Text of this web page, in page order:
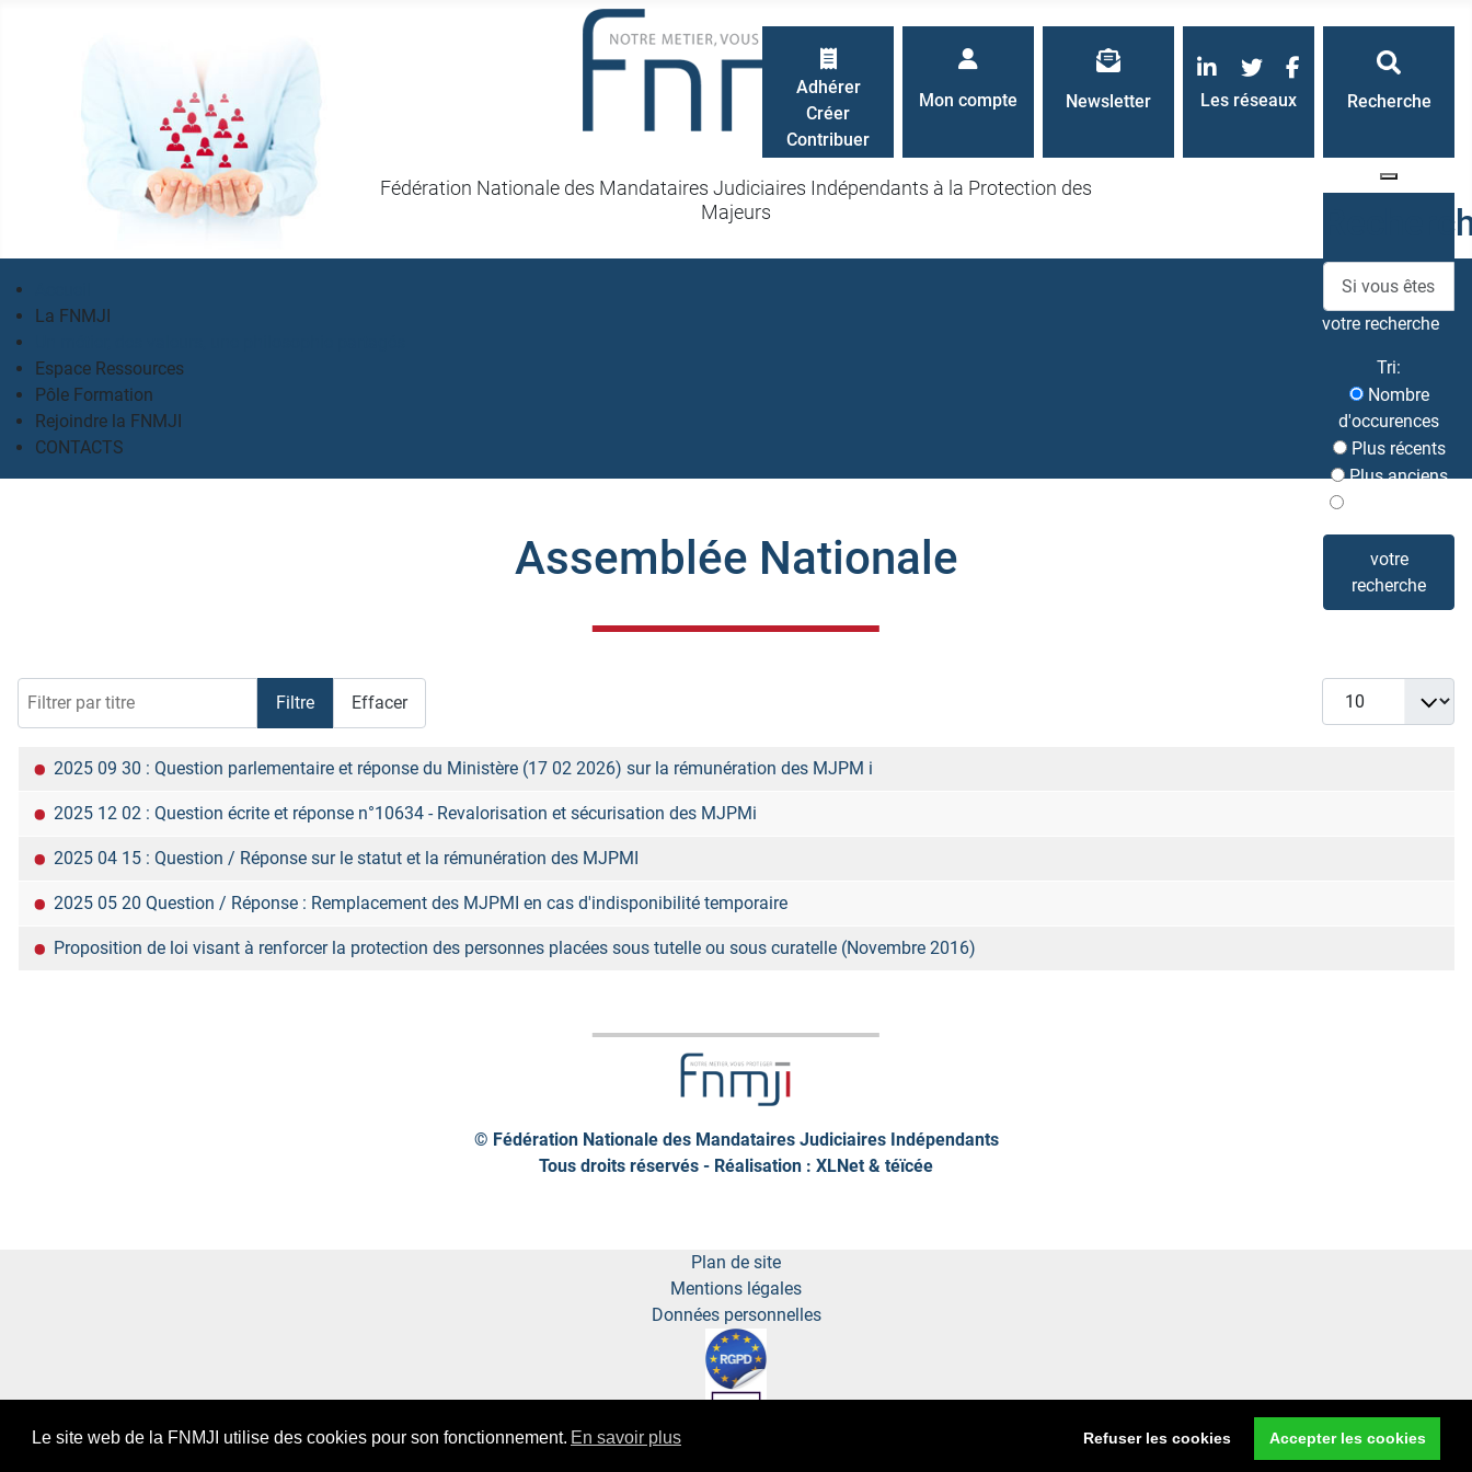
Le site web de la FNMJI utilise des cookies pour son fonctionnement. En savoir plus Refuser les cookies Accepter les cookies
Fédération Nationale des Mandataires Judiciaires Indépendants à la Protection des
Majeurs
La FNMJI
Espace Ressources
Pôle Formation
Rejoindre la FNMJI
CONTACTS
Recherche
votre recherche
Tri:
Nombre
d'occurences
Plus récents
Plus anciens
votre
recherche
Les réseaux
LinkedInTwitterFacebook
Newsletter
Mon compte
Adhérer
Créer
Contribuer
Assemblée Nationale
Filtre Effacer
Afficher #
Titre2025 09 30 : Question parlementaire et réponse du Ministère (17 02 2026) sur la rémunération des MJPM i
2025 12 02 : Question écrite et réponse n°10634 - Revalorisation et sécurisation des MJPMi
2025 04 15 : Question / Réponse sur le statut et la rémunération des MJPMI
2025 05 20 Question / Réponse : Remplacement des MJPMI en cas d'indisponibilité temporaire
Proposition de loi visant à renforcer la protection des personnes placées sous tutelle ou sous curatelle (Novembre 2016)
© Fédération Nationale des Mandataires Judiciaires Indépendants
Tous droits réservés - Réalisation : XLNet & téïcée
Plan de site
Mentions légales
Données personnelles